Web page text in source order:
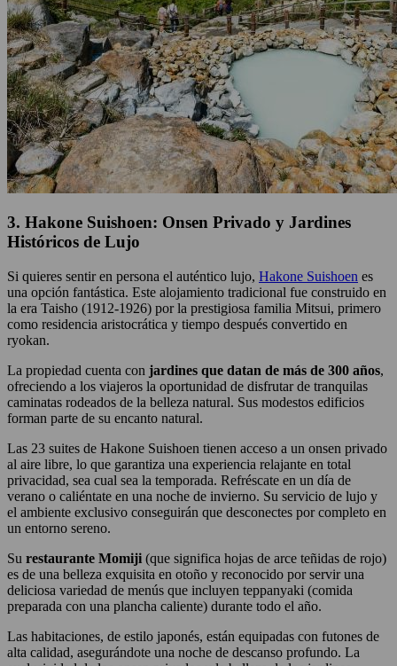
3. Hakone Suishoen: Onsen Privado y Jardines
Históricos de Lujo
Si quieres sentir en persona el auténtico lujo, Hakone Suishoen es
una opción fantástica. Este alojamiento tradicional fue construido en
la era Taisho (1912-1926) por la prestigiosa familia Mitsui, primero
como residencia aristocrática y tiempo después convertido en
ryokan.
La propiedad cuenta con jardines que datan de más de 300 años,
ofreciendo a los viajeros la oportunidad de disfrutar de tranquilas
caminatas rodeados de la belleza natural. Sus modestos edificios
forman parte de su encanto natural.
Las 23 suites de Hakone Suishoen tienen acceso a un onsen privado
al aire libre, lo que garantiza una experiencia relajante en total
privacidad, sea cual sea la temporada. Refréscate en un día de
verano o caliéntate en una noche de invierno. Su servicio de lujo y
el ambiente exclusivo conseguirán que desconectes por completo en
un entorno sereno.
Su restaurante Momiji (que significa hojas de arce teñidas de rojo)
es de una belleza exquisita en otoño y reconocido por servir una
deliciosa variedad de menús que incluyen teppanyaki (comida
preparada con una plancha caliente) durante todo el año.
Las habitaciones, de estilo japonés, están equipadas con futones de
alta calidad, asegurándote una noche de descanso profundo. La